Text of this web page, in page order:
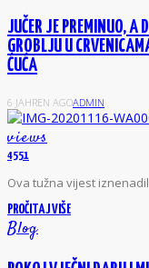
JUČER JE PREMINUO, A
GROBLJU U
ĆUĆA
6 JAHREN AGOADMIN
views
4551
Ova tužna vijest
PROČITAJ VIŠE
Blog